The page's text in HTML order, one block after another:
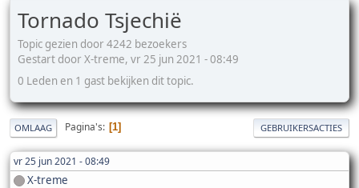
Tornado Tsjechië
Topic gezien door 4242 bezoekers
Gestart door X-treme, vr 25 jun 2021 - 08:49
0 Leden en 1 gast bekijken dit topic.
OMLAAG Pagina's 1 GEBRUIKERSACTIES
vr 25 jun 2021 - 08:49
X-treme